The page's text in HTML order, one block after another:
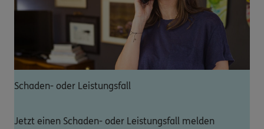
Schaden- oder Leistungsfall
Jetzt einen Schaden- oder Leistungsfall melden